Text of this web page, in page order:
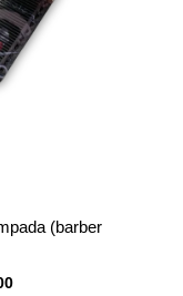
(barber